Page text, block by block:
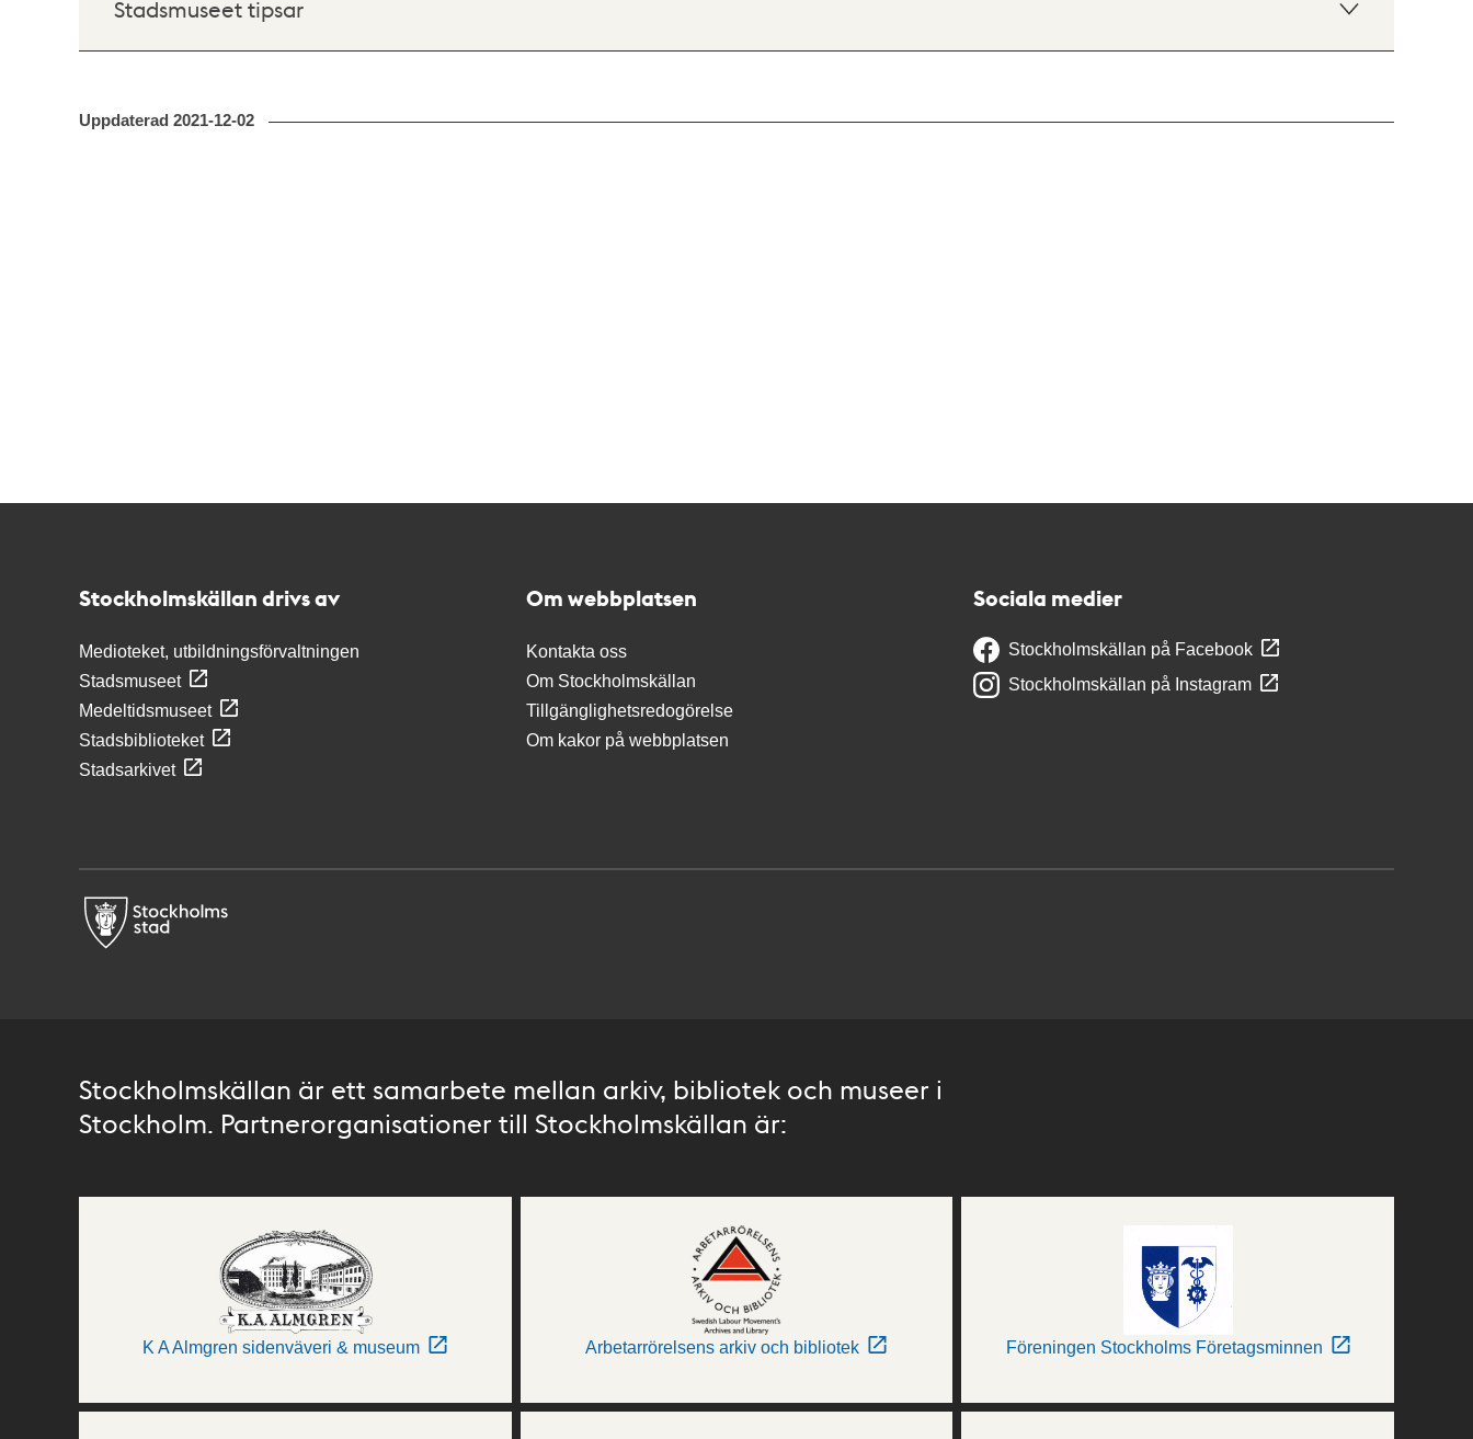
Stadsmuseet tipsar
Uppdaterad 2021-12-02
Stockholmskällan drivs av
Medioteket, utbildningsförvaltningen
Stadsmuseet
Medeltidsmuseet
Stadsbiblioteket
Stadsarkivet
Om webbplatsen
Kontakta oss
Om Stockholmskällan
Tillgänglighetsredogörelse
Om kakor på webbplatsen
Sociala medier
Stockholmskällan på Facebook
Stockholmskällan på Instagram
Stockholmskällan är ett samarbete mellan arkiv, bibliotek och museer i
Stockholm. Partnerorganisationer till Stockholmskällan är:
K A Almgren sidenväveri & museum Arbetarrörelsens arkiv och bibliotek Föreningen Stockholms Företagsminnen